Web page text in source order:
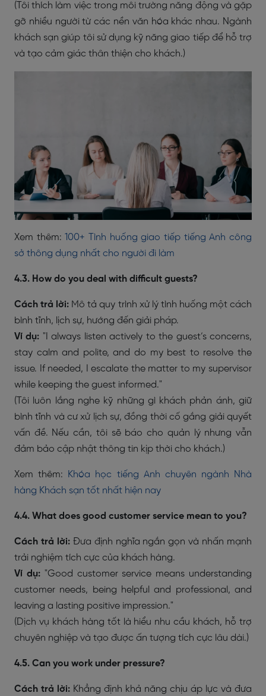
(Tôi thích làm việc trong môi trường năng động và gặp
gỡ nhiều người từ các nền văn hóa khác nhau. Ngành
khách sạn giúp tôi sử dụng kỹ năng giao tiếp để hỗ trợ
và tạo cảm giác thân thiện cho khách.)
Xem thêm:100+ Tình huống giao tiếp tiếng Anh công
sở thông dụng nhất cho người đi làm
4.3. How do you deal with difficult guests?
Cách trả lời: Mô tả quy trình xử lý tình huống một cách
bình tĩnh, lịch sự, hướng đến giải pháp.
Ví dụ: "I always listen actively to the guest’s concerns,
stay calm and polite, and do my best to resolve the
issue. If needed, I escalate the matter to my supervisor
while keeping the guest informed."
(Tôi luôn lắng nghe kỹ những gì khách phản ánh, giữ
bình tĩnh và cư xử lịch sự, đồng thời cố gắng giải quyết
vấn đề. Nếu cần, tôi sẽ báo cho quản lý nhưng vẫn
đảm bảo cập nhật thông tin kịp thời cho khách.)
Xem thêm:
Khóa học tiếng Anh chuyên ngành Nhà
hàng Khách sạn tốt nhất hiện nay
4.4. What does good customer service mean to you?
Cách trả lời:Đưa định nghĩa ngắn gọn và nhấn mạnh
trải nghiệm tích cực của khách hàng.
Ví dụ: "Good customer service means understanding
customer needs, being helpful and professional, and
leaving a lasting positive impression."
(Dịch vụ khách hàng tốt là hiểu nhu cầu khách, hỗ trợ
chuyên nghiệp và tạo được ấn tượng tích cực lâu dài.)
4.5. Can you work under pressure?
Cách trả lời: Khẳng định khả năng chịu áp lực và đưa